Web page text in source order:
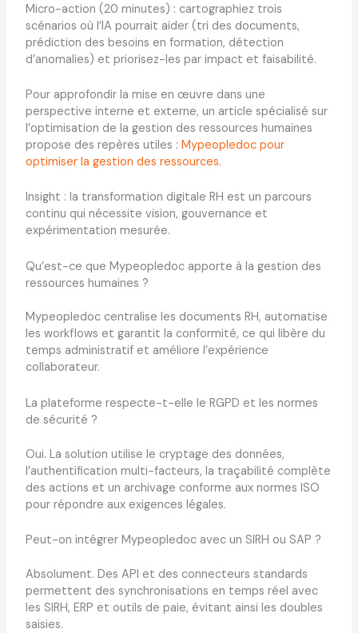
Micro-action (20 minutes) : cartographiez trois
scénarios où l’IA pourrait aider (tri des documents,
prédiction des besoins en formation, détection
d’anomalies) et priorisez-les par impact et faisabilité.
Pour approfondir la mise en œuvre dans une
perspective interne et externe, un article spécialisé sur
l’optimisation de la gestion des ressources humaines
propose des repères utiles : Mypeopledoc pour
optimiser la gestion des ressources.
Insight : la transformation digitale RH est un parcours
continu qui nécessite vision, gouvernance et
expérimentation mesurée.
Qu’est-ce que Mypeopledoc apporte à la gestion des
ressources humaines ?
Mypeopledoc centralise les documents RH, automatise
les workflows et garantit la conformité, ce qui libère du
temps administratif et améliore l’expérience
collaborateur.
La plateforme respecte-t-elle le RGPD et les normes
de sécurité ?
Oui. La solution utilise le cryptage des données,
l’authentification multi-facteurs, la traçabilité complète
des actions et un archivage conforme aux normes ISO
pour répondre aux exigences légales.
Peut-on intégrer Mypeopledoc avec un SIRH ou SAP ?
Absolument. Des API et des connecteurs standards
permettent des synchronisations en temps réel avec
les SIRH, ERP et outils de paie, évitant ainsi les doubles
saisies.